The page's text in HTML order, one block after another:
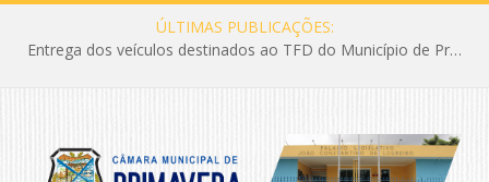
ÚLTIMAS PUBLICAÇÕES:
Entrega dos veículos destinados ao TFD do Município de Primavera